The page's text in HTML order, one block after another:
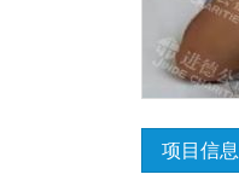
项目信息